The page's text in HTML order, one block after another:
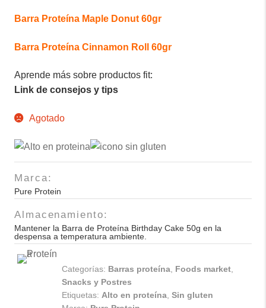
Barra Proteína Maple Donut 60gr
Barra Proteína Cinnamon Roll 60gr
Aprende más sobre productos fit:
Link de consejos y tips
Agotado
Marca:
Pure Protein
Almacenamiento:
Mantener la Barra de Proteína Birthday Cake 50g en la
despensa a temperatura ambiente.
Categorías: Barras proteína Foods market
Snacks y Postres
Etiquetas: Alto en proteína Sin gluten